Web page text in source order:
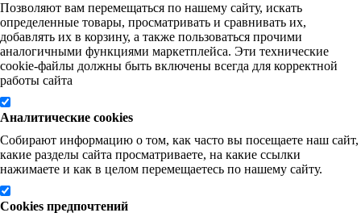
Позволяют вам перемещаться по нашему сайту, искать
определенные товары, просматривать и сравнивать их,
добавлять их в корзину, а также пользоваться прочими
аналогичными функциями маркетплейса. Эти технические
cookie-файлы должны быть включены всегда для корректной
работы сайта
Аналитические cookies
Собирают информацию о том, как часто вы посещаете наш сайт,
какие разделы сайта просматриваете, на какие ссылки
нажимаете и как в целом перемещаетесь по нашему сайту.
Cookies предпочтений